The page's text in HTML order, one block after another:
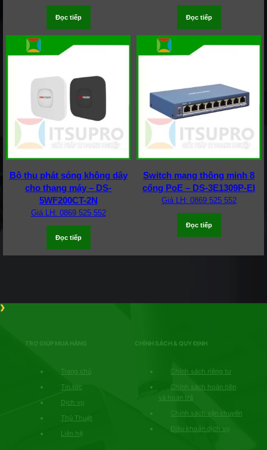
Đọc tiếp Đọc tiếp
Bộ thu phát sóng không dây
cho thang máy – DS-
5WF200CT-2N
Giá LH: 0869 525 552
Đọc tiếp
Switch mạng thông minh 8
cổng PoE – DS-3E1309P-EI
Giá LH: 0869 525 552
Đọc tiếp
TRỢ GIÚP MUA HÀNG
Trang chủ
Tin tức
Dịch vụ
Thủ Thuật
Liên hệ
CHÍNH SÁCH & QUY ĐỊNH
Chính sách riêng tư
Chính sách hoàn tiền
và hoàn trả
Chính sách vận chuyển
Điều khoản dịch vụ